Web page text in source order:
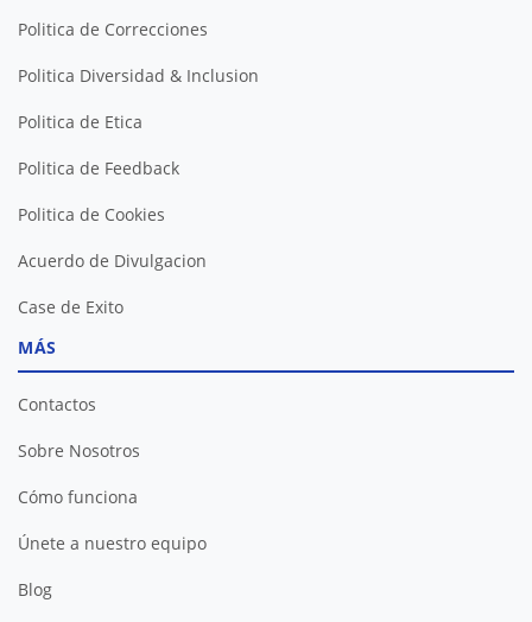
Politica de Correcciones
Politica Diversidad & Inclusion
Politica de Etica
Politica de Feedback
Politica de Cookies
Acuerdo de Divulgacion
Case de Exito
MÁS
Contactos
Sobre Nosotros
Cómo funciona
Únete a nuestro equipo
Blog